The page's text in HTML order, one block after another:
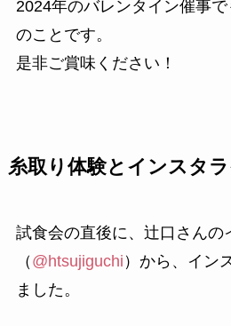
2024年のバレンタイン催事
のことです。
是非ご賞味ください！
糸取り体験とインスタ
試食会の直後に、辻口さんの
（ @htsujiguchi ）から、イン
ました。